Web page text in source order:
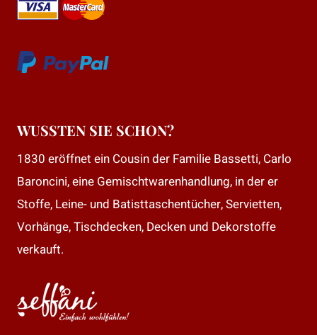
WUSSTEN SIE SCHON?
1830 eröffnet ein Cousin der Familie Bassetti, Carlo
Baroncini, eine Gemischtwarenhandlung, in der er
Stoffe, Leine- und Batisttaschentücher, Servietten,
Vorhänge, Tischdecken, Decken und Dekorstoffe
verkauft.